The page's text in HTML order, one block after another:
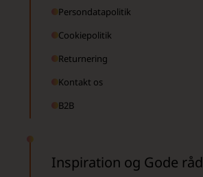
Persondatapolitik
Cookiepolitik
Returnering
Kontakt os
B2B
Inspiration og Gode råd